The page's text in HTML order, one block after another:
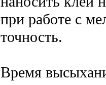
при работе с
точность.
Время